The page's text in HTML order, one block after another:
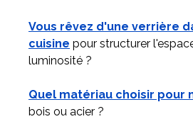
Vous rêvez d'une verrière
cuisine pour structurer
luminosité ?
Quel matériau choisir pour
bois ou acier ?